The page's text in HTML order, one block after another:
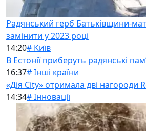
Радянський герб Батьківщини-
замінити у 2023 році
14:20# Київ
В Естонії приберуть радянські
16:37# Інші країни
«Дія City» отримала дві нагороди
14:34# Інновації